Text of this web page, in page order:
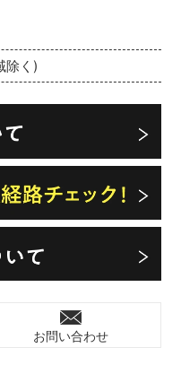
除く)
お問い合わせ